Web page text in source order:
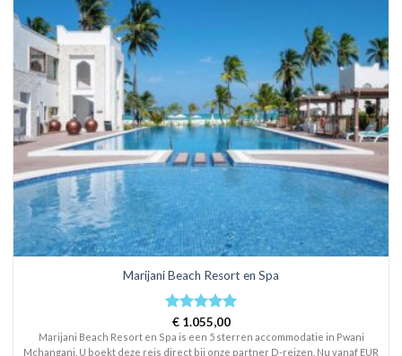
Marijani Beach Resort en Spa
Rated5
out of 5
€1.055,00
Marijani Beach Resort en Spa is een 5 sterren accommodatie in Pwani
Mchangani. U boekt deze reis direct bij onze partner D-reizen. Nu vanaf EUR